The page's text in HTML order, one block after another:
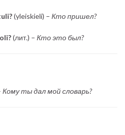
(yleiskieli) – Кто пришел?
(лит.) – Кто это был?
Кому ты дал мой словарь?